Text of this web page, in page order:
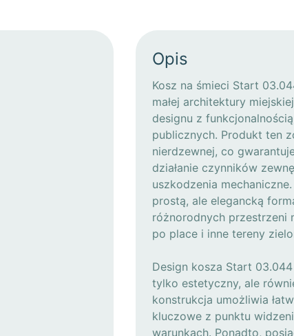
Opis
Kosz na śmieci Start
małej architektury
designu z
publicznych. Produkt ten
nierdzewnej, co
działanie czynników
uszkodzenia
prostą, ale elegancką
różnorodnych przestrzeni
po place i inne tereny
Design kosza Start
tylko estetyczny, ale
konstrukcja umożliwia
kluczowe z punktu
warunkach. Ponadto,